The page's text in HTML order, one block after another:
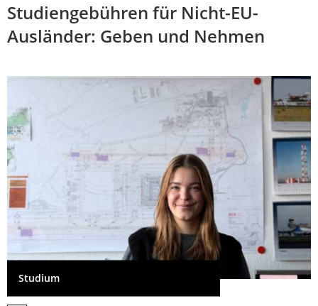
Studiengebühren für Nicht-EU-
Ausländer: Geben und Nehmen
Studium